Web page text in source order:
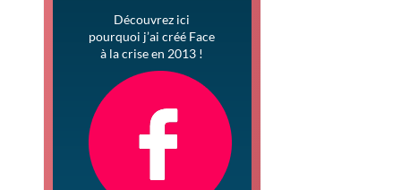
Découvrez ici
pourquoi j’ai créé Face
à la crise en 2013 !